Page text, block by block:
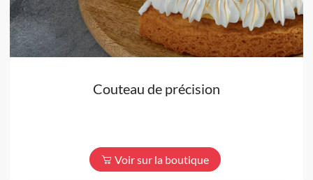
Couteau de précision
Voir sur la boutique